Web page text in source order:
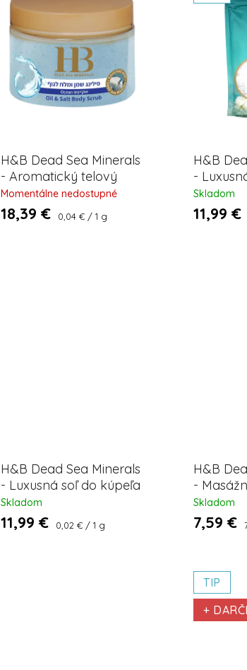
H&B Dead Sea Minerals
- Aromatický telový
peeling - Oceán 450g
Momentálne nedostupné
18,39 €
Jednotková
0,04 € / 1 g
H&B
-
z
prírodná
Skladom
11,99 €
H&B Dead Sea Minerals
- Luxusná soľ do kúpeľa
Levanduľa 500 g
Skladom
11,99 €
Jednotková
0,02 € / 1 g
H&B
-
celulitíde
Skladom
7,59 €
TIP
+